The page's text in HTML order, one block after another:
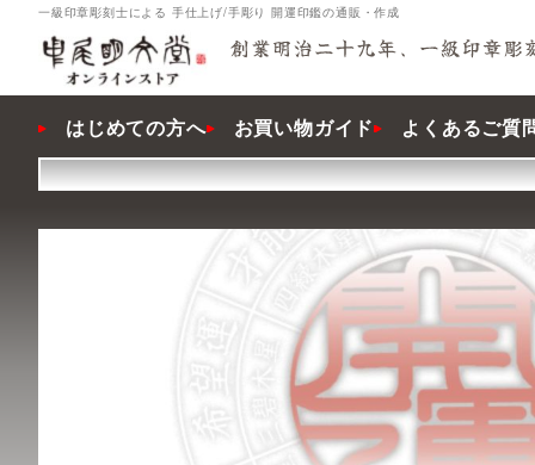
一級印章彫刻士による 手仕上げ/手彫り 開運印鑑の通販・作成
はじめての方へ お買い物ガイド よくあるご質